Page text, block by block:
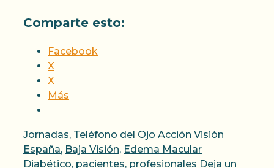
Comparte esto:
Facebook
X
X
Más
Categorías
Jornadas, Teléfono del Ojo Etiquetas
Acción Visión
España, Baja Visión, Edema Macular
Diabético, pacientes, profesionales Deja un